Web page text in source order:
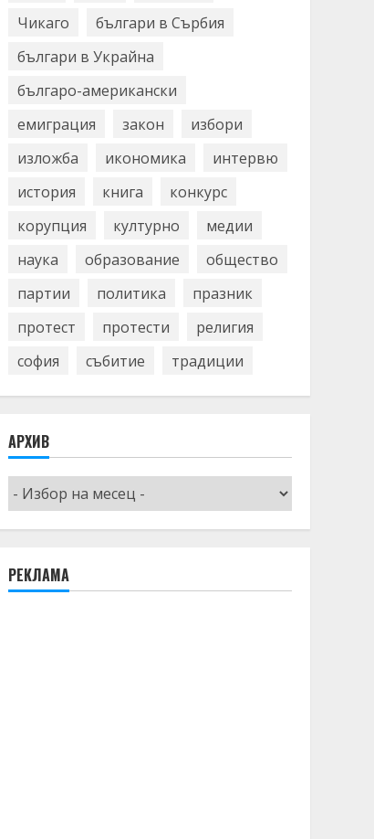
Чикаго
българи в Сърбия
българи в Украйна
българо-американски
емиграция
закон
избори
изложба
икономика
интервю
история
книга
конкурс
корупция
културно
медии
наука
образование
общество
партии
политика
празник
протест
протести
религия
софия
събитие традиции
АРХИВ
Архив
РЕКЛАМА